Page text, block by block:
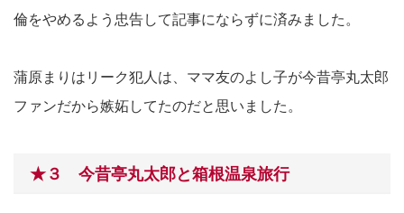
倫をやめるよう忠告して記事にならずに済みました。
蒲原まりはリーク犯人は、ママ友のよし子が今昔亭丸太郎
ファンだから嫉妬してたのだと思いました。
★３ 今昔亭丸太郎と箱根温泉旅行